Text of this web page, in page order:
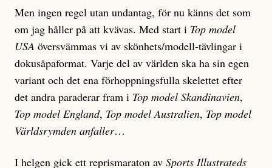
Men ingen regel utan undantag, för nu känns det som
om jag håller på att kvävas. Med start i Top model
USA översvämmas vi av skönhets/modell-tävlingar i
dokusåpaformat. Varje del av världen ska ha sin egen
variant och det ena förhoppningsfulla skelettet efter
det andra paraderar fram i Top model Skandinavien,
Top model England, Top model Australien, Top model
Världsrymden anfaller…
I helgen gick ett reprismaraton av Sports Illustrateds